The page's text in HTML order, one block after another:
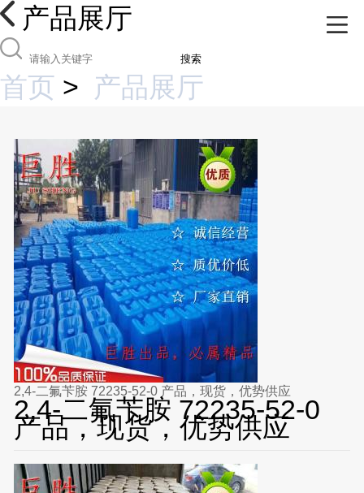
产品展厅
搜索
首页 > 产品展厅
2,4-二氟苄胺 72235-52-0 产品，现货，优势供应
2,4-二氟苄胺 72235-52-0
产品，现货，优势供应